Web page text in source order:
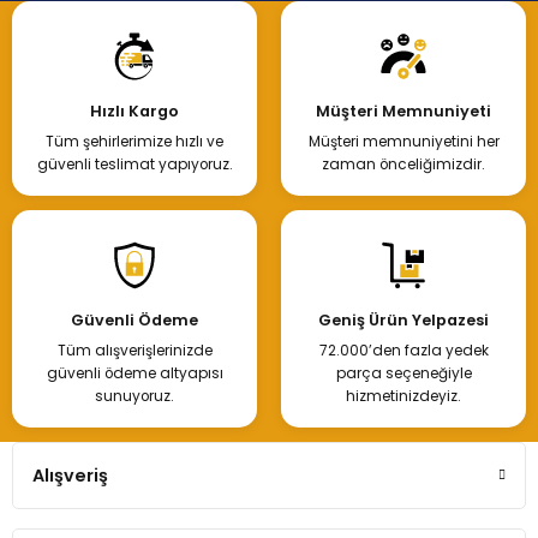
Hızlı Kargo
Tüm şehirlerimize hızlı ve
güvenli teslimat yapıyoruz.
Müşteri Memnuniyeti
Müşteri memnuniyetini her
zaman önceliğimizdir.
Güvenli Ödeme
Tüm alışverişlerinizde
güvenli ödeme altyapısı
sunuyoruz.
Geniş Ürün Yelpazesi
72.000’den fazla yedek
parça seçeneğiyle
hizmetinizdeyiz.
Alışveriş